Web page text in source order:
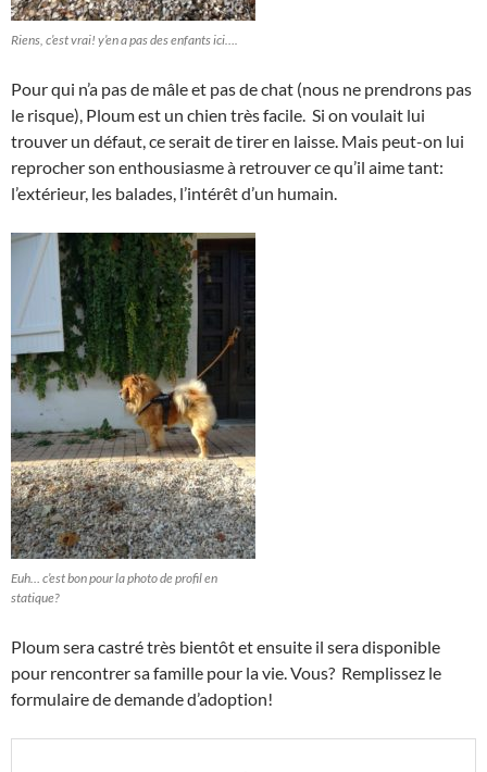
Riens, c’est vrai! y’en a pas des enfants ici….
Pour qui n’a pas de mâle et pas de chat (nous ne prendrons pas
le risque), Ploum est un chien très facile. Si on voulait lui
trouver un défaut, ce serait de tirer en laisse. Mais peut-on lui
reprocher son enthousiasme à retrouver ce qu’il aime tant:
l’extérieur, les balades, l’intérêt d’un humain.
Euh… c’est bon pour la photo de profil en
statique?
Ploum sera castré très bientôt et ensuite il sera disponible
pour rencontrer sa famille pour la vie. Vous? Remplissez le
formulaire de demande d’adoption!